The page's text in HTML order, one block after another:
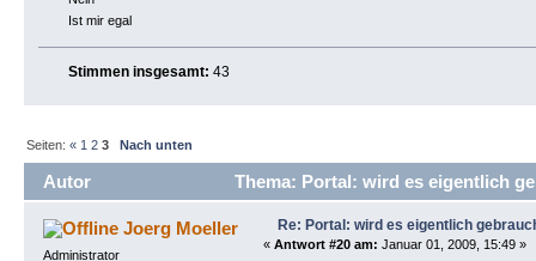
Ist mir egal
Stimmen insgesamt: 43
Seiten:« 1 2 3 Nach unten
Autor Thema: Portal: wird es eigentlich
Joerg Moeller
Administrator
Re: Portal: wird es eigentlich
« Antwort #20 am: Januar 01, 2009, 15:49 »